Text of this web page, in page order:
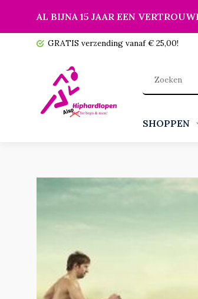
AL BIJNA 15 JAAR EEN
GRATIS verzending vanaf € 25,00!
SHOPPEN